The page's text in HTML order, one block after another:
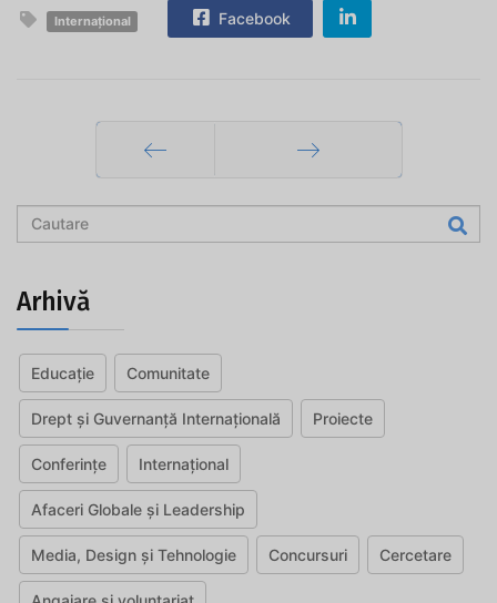
Internațional Facebook
Prec Mai departe
Arhivă
Educație Comunitate
Drept și Guvernanță Internațională Proiecte
Conferințe Internațional
Afaceri Globale și Leadership
Media, Design și Tehnologie Concursuri Cercetare